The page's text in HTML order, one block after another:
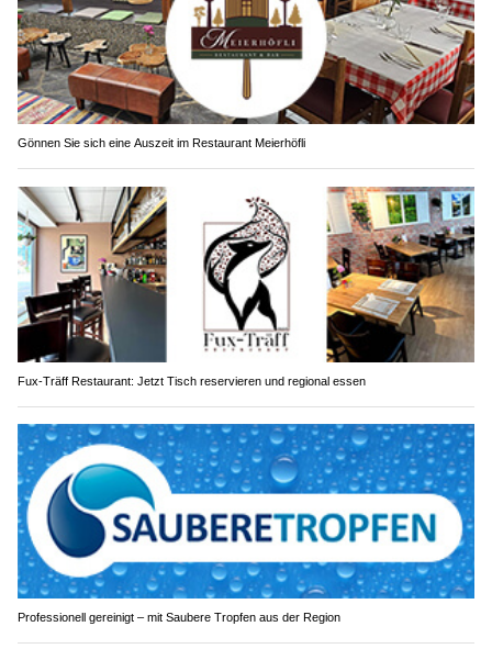
Gönnen Sie sich eine Auszeit im Restaurant Meierhöfli
Fux-Träff Restaurant: Jetzt Tisch reservieren und regional essen
Professionell gereinigt – mit Saubere Tropfen aus der Region